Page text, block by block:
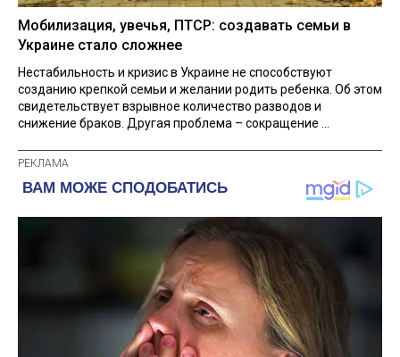
Мобилизация, увечья, ПТСР: создавать семьи в
Украине стало сложнее
Нестабильность и кризис в Украине не способствуют
созданию крепкой семьи и желании родить ребенка. Об этом
свидетельствует взрывное количество разводов и
снижение браков. Другая проблема – сокращение ...